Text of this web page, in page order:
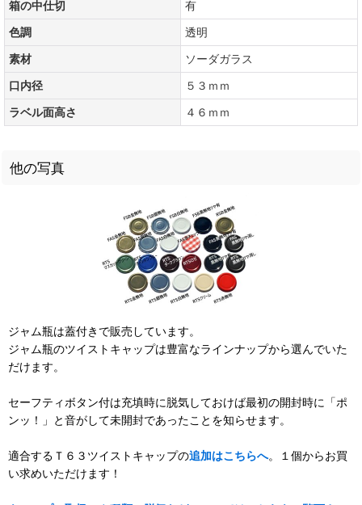
箱の中仕切
有
色調
透明
素材
ソーダガラス
口内径
５３ｍｍ
ラベル面高さ
４６ｍｍ
他の写真
ジャム瓶は蓋付きで販売しています。
ジャム瓶のツイストキャップは豊富なラインナップから選んでいた
だけます。
セーフティボタン付は充填時に脱気しておけば最初の開封時に「ポ
ンッ！」と音がして未開封であったことを知らせます。
適合するＴ６３ツイストキャップの追加はこちらへ。１個からお買
い求めいただけます！